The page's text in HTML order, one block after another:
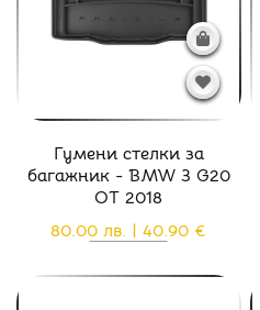
Гумени стелки за
багажник - BMW 3 G20
ОТ 2018
80.00 лв. | 40.90 €